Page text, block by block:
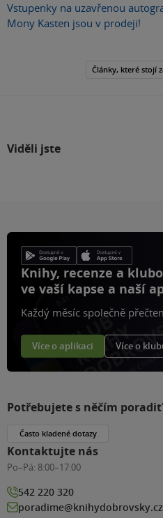
Vstupenky na uzavřenou
Mony Kasten jsou v prodeji!
Články, které stojí
Viděli jste
Knihy, recenze a
ve vaší kapse a naší
Každý měsíc společně
Více o aplikaci Více o
Potřebujete s něčím
Často kladené dotazy
Kontaktujte nás
Po–Pá: 8:00–17:00
542 220 320
poradime@knihydobrovsky.cz